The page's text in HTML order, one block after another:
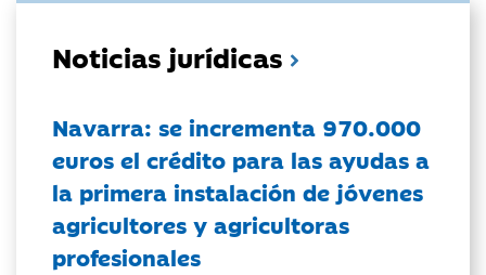
Noticias jurídicas
Navarra: se incrementa 970.000
euros el crédito para las ayudas a
la primera instalación de jóvenes
agricultores y agricultoras
profesionales